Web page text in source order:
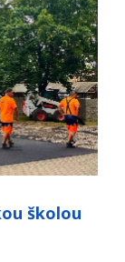
školou